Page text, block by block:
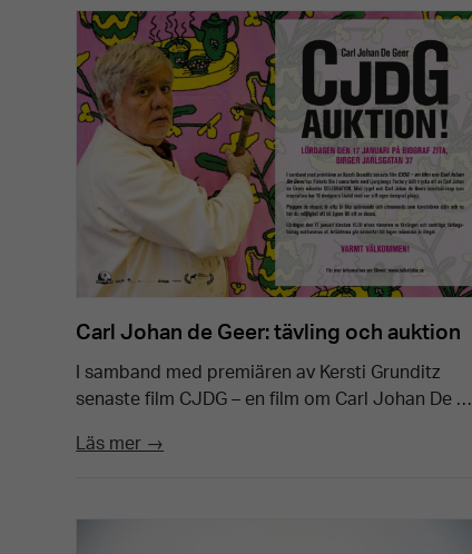
Carl Johan de Geer: tävling och auktion
I samband med premiären av Kersti Grunditz
senaste film CJDG – en film om Carl Johan De …
Läs mer →